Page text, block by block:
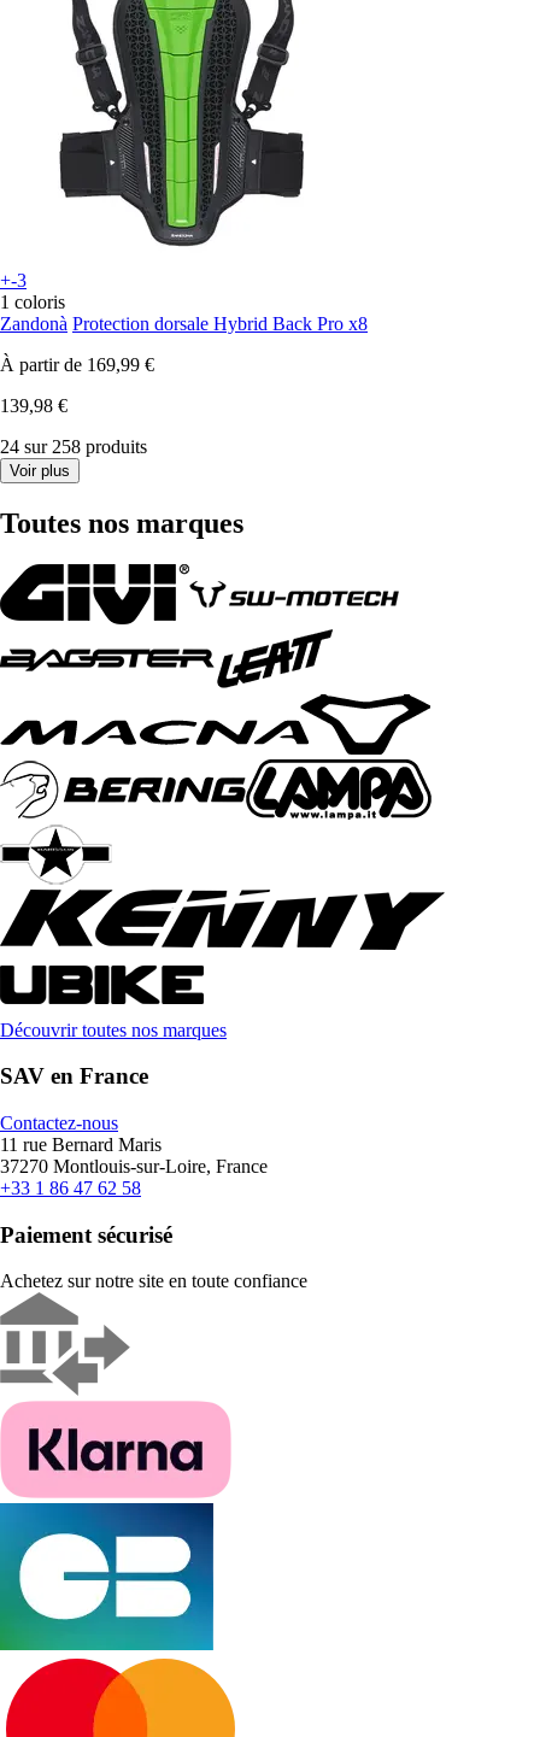
+-3
1 coloris
Zandonà Protection dorsale Hybrid Back Pro x8
À partir de 169,99 €
139,98 €
24 sur 258 produits
Voir plus
Toutes nos marques
Découvrir toutes nos marques
SAV en France
Contactez-nous
11 rue Bernard Maris
37270 Montlouis-sur-Loire, France
+33 1 86 47 62 58
Paiement sécurisé
Achetez sur notre site en toute confiance